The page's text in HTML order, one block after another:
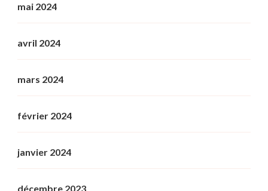
mai 2024
avril 2024
mars 2024
février 2024
janvier 2024
décembre 2023